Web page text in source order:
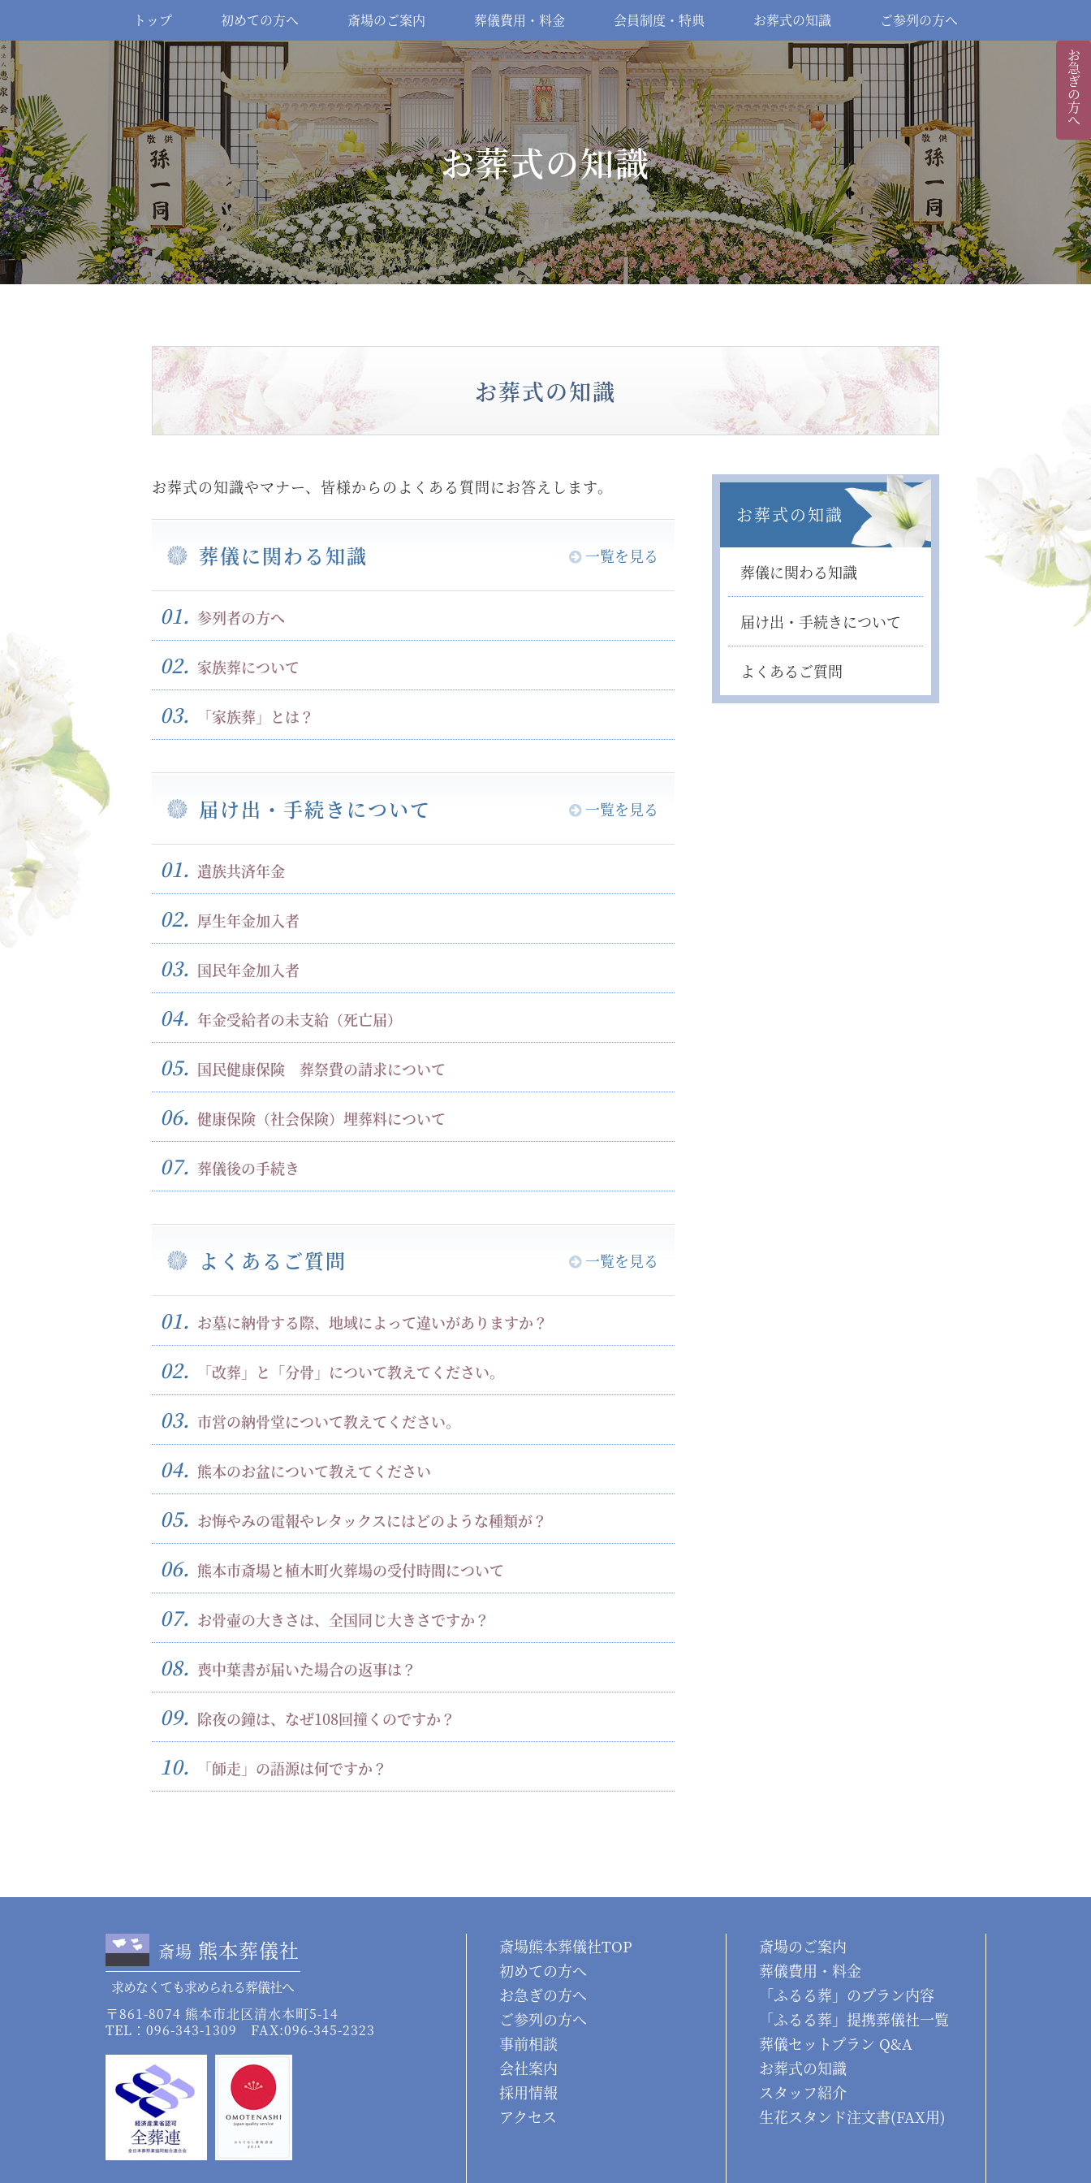
お急ぎの方へ
トップ 初めての方へ 斎場のご案内 葬儀費用・料金 会員制度・特典 お葬式の知識 ご参列の方へ
お葬式の知識
お葬式の知識
お葬式の知識やマナー、皆様からのよくある質問にお答えします。
葬儀に関わる知識 一覧を見る
01. 参列者の方へ
02. 家族葬について
03. 「家族葬」とは？
届け出・手続きについて 一覧を見る
01. 遺族共済年金
02. 厚生年金加入者
03. 国民年金加入者
04. 年金受給者の未支給（死亡届）
05. 国民健康保険 葬祭費の請求について
06. 健康保険（社会保険）埋葬料について
07. 葬儀後の手続き
よくあるご質問 一覧を見る
01. お墓に納骨する際、地域によって違いがありますか？
02. 「改葬」と「分骨」について教えてください。
03. 市営の納骨堂について教えてください。
04. 熊本のお盆について教えてください
05. お悔やみの電報やレタックスにはどのような種類が？
06. 熊本市斎場と植木町火葬場の受付時間について
07. お骨壷の大きさは、全国同じ大きさですか？
08. 喪中葉書が届いた場合の返事は？
09. 除夜の鐘は、なぜ108回撞くのですか？
10. 「師走」の語源は何ですか？
お葬式の知識
葬儀に関わる知識
届け出・手続きについて
よくあるご質問
斎場 熊本葬儀社
求めなくても求められる葬儀社へ
〒861-8074 熊本市北区清水本町5-14
TEL：096-343-1309 FAX:096-345-2323
斎場熊本葬儀社TOP
初めての方へ
お急ぎの方へ
ご参列の方へ
事前相談
会社案内
採用情報
アクセス
斎場のご案内
葬儀費用・料金
「ふるる葬」のプラン内容
「ふるる葬」提携葬儀社一覧
葬儀セットプラン Q&A
お葬式の知識
スタッフ紹介
生花スタンド注文書(FAX用)